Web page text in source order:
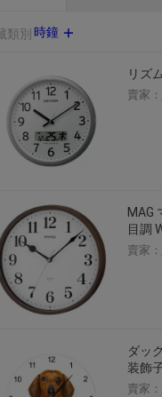
類別 時鐘
リズ
賣家：
MAG
目調
賣家：
ダッ
装飾
賣家：